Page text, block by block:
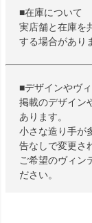
■在庫について
実店舗と在庫を
する場合があり
■デザインやヴ
掲載のデザイン
あります。
小さな造り手が
告なしで変更さ
ご希望のヴィン
ださい。